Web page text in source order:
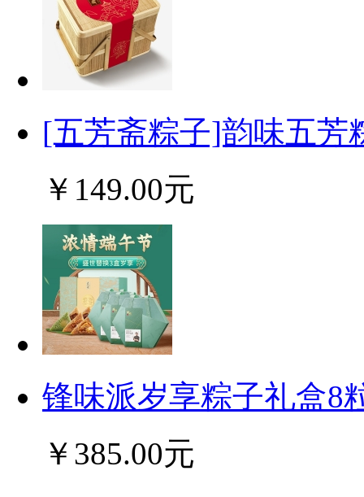
[五芳斋粽子]韵味五芳
￥149.00元
锋味派岁享粽子礼盒8
￥385.00元